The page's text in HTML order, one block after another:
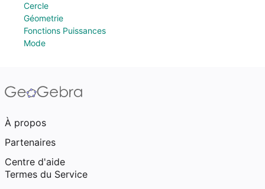
Cercle
Géometrie
Fonctions Puissances
Mode
À propos
Partenaires
Centre d'aide
Termes du Service